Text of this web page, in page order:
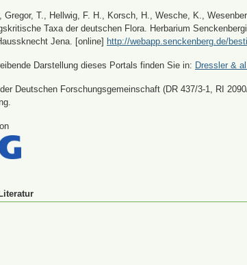
Gregor, T., Hellwig, F. H., Korsch, H., Wesche, K.,
Taxa der deutschen Flora. Herbarium
Jena. [online] http://webapp.senckenberg.de/
Darstellung dieses Portals finden Sie in: Dressler &
Deutschen Forschungsgemeinschaft (DR 437/3-1, RI